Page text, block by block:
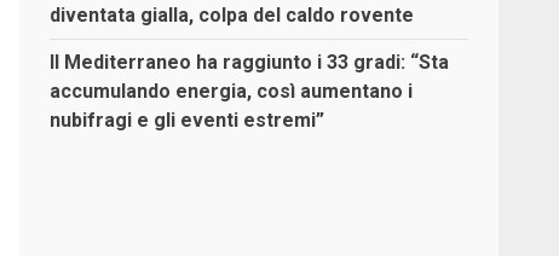
diventata gialla, colpa del caldo rovente
Il Mediterraneo ha raggiunto i 33 gradi: “Sta
accumulando energia, così aumentano i
nubifragi e gli eventi estremi”